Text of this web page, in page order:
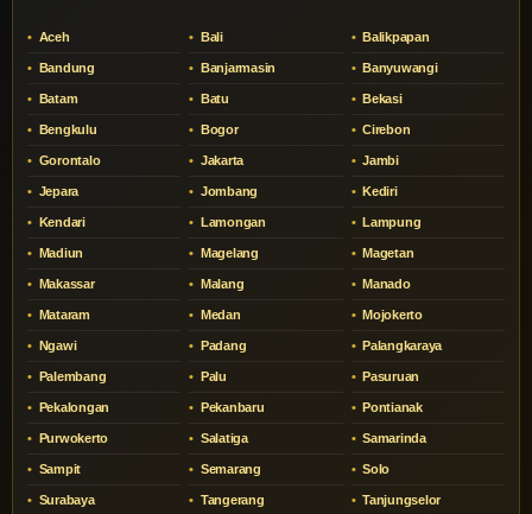
Aceh Bali Balikpapan
Bandung Banjarmasin Banyuwangi
Batam Batu Bekasi
Bengkulu Bogor Cirebon
Gorontalo Jakarta Jambi
Jepara Jombang Kediri
Kendari Lamongan Lampung
Madiun Magelang Magetan
Makassar Malang Manado
Mataram Medan Mojokerto
Ngawi Padang Palangkaraya
Palembang Palu Pasuruan
Pekalongan Pekanbaru Pontianak
Purwokerto Salatiga Samarinda
Sampit Semarang Solo
Surabaya Tangerang Tanjungselor